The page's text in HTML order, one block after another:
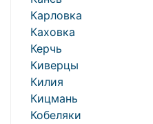
Карловка
Каховка
Керчь
Киверцы
Килия
Кицмань
Кобеляки